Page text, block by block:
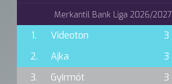
Merkantil Bank Liga 2026/2027
1. Videoton
3
2.
Ajka
3
3.
Gyirmót
3